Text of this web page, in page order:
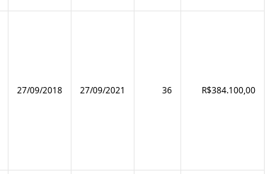
27/09/2018 27/09/2021 36 R$384.100,00